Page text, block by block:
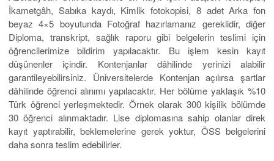
İkametgâh, Sabıka kaydı, Kimlik fotokopisi, 8 adet Arka fon
beyaz 4×5 boyutunda Fotoğraf hazırlamanız gereklidir, diğer
Diploma, transkript, sağlık raporu gibi belgelerin teslimi için
öğrencilerimize bildirim yapılacaktır. Bu işlem kesin kayıt
düşünenler içindir. Kontenjanlar dâhilinde yerinizi alabilir
garantileyebilirsiniz. Üniversitelerde Kontenjan açılırsa şartlar
dâhilinde öğrenci alınımı yapılacaktır. Her bölüme yaklaşık %10
Türk öğrenci yerleşmektedir. Örnek olarak 300 kişilik bölümde
30 öğrenci alınmaktadır. Lise diplomasına sahip olanlar direk
kayıt yaptırabilir, beklemelerine gerek yoktur, ÖSS belgelerini
daha sonra teslim edebilirler.